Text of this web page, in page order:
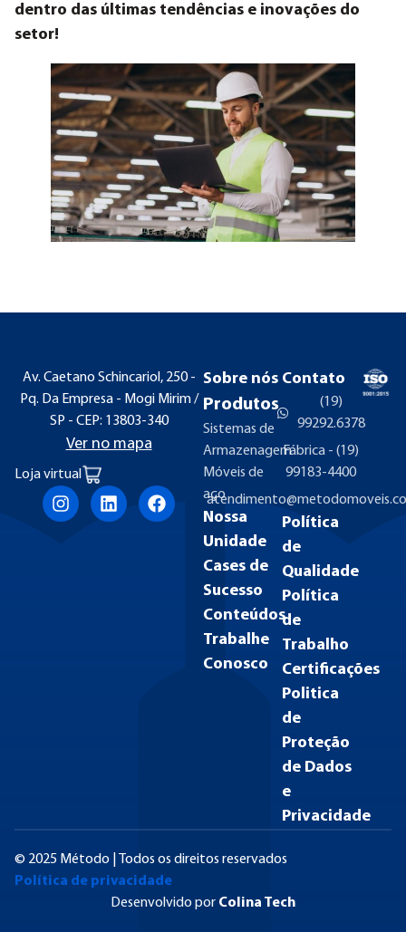
dentro das últimas tendências e inovações do
setor!
Av. Caetano Schincariol, 250 -
Pq. Da Empresa - Mogi Mirim /
SP - CEP: 13803-340
Ver no mapa
Loja virtual
Sobre nós
Produtos
Sistemas de
Armazenagem
Móveis de
aço
Nossa
Unidade
Cases de
Sucesso
Conteúdos
Trabalhe
Conosco
Contato
(19)
99292.6378
Fábrica - (19)
99183-4400
Política
de
Qualidade
Política
de
Trabalho
Certificações
Politica
de
Proteção
de Dados
e
Privacidade
© 2025 Método | Todos os direitos reservados
Política de privacidade
Desenvolvido por Colina Tech